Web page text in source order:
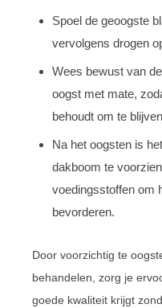
Spoel de geoogste
vervolgens drogen
Wees bewust van
oogst met mate,
behoudt om te
Na het oogsten is
dakboom te
voedingsstoffen om
bevorderen.
Door voorzichtig te
behandelen, zorg je
goede kwaliteit krijgt